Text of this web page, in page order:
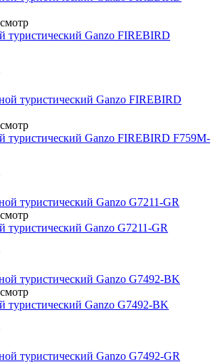
туристический Ganzo FIREBIRD
туристический Ganzo FIREBIRD F759M-
туристический Ganzo G7211-GR
туристический Ganzo G7492-BK